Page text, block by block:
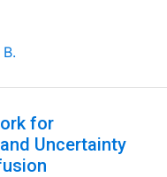
for
Uncertainty